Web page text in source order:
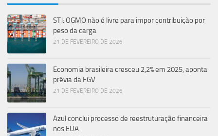
STJ: OGMO não é livre para impor contribuição por
peso da carga
21 DE FEVEREIRO DE 2026
Economia brasileira cresceu 2,2% em 2025, aponta
prévia da FGV
21 DE FEVEREIRO DE 2026
Azul conclui processo de reestruturação financeira
nos EUA